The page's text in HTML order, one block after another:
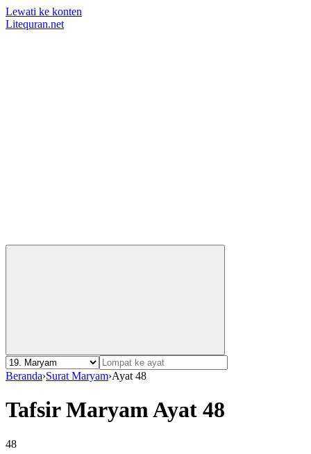
Lewati ke konten
Litequran.net
Beranda›Surat Maryam›Ayat 48
Tafsir Maryam Ayat 48
48